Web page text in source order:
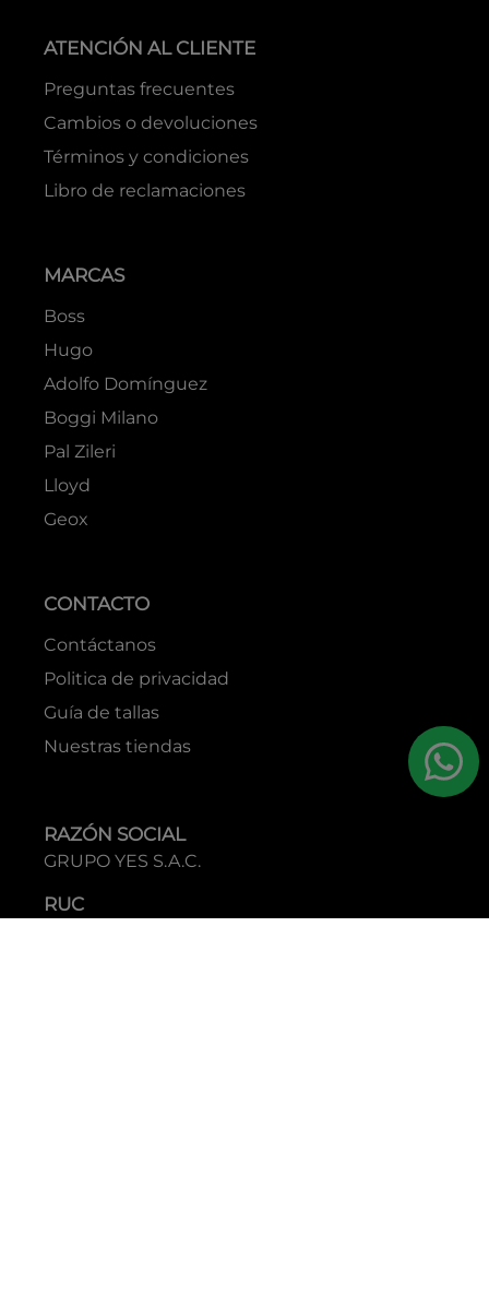
ATENCIÓN AL CLIENTE
Preguntas frecuentes
Cambios o devoluciones
Términos y condiciones
Libro de reclamaciones
MARCAS
Boss
Hugo
Adolfo Domínguez
Boggi Milano
Pal Zileri
Lloyd
Geox
CONTACTO
Contáctanos
Politica de privacidad
Guía de tallas
Nuestras tiendas
RAZÓN SOCIAL
GRUPO YES S.A.C.
RUC